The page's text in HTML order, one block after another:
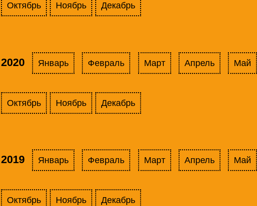
Октябрь Ноябрь Декабрь
2020 Январь Февраль Март Апрель Май
Октябрь Ноябрь Декабрь
2019 Январь Февраль Март Апрель Май
Октябрь Ноябрь Декабрь